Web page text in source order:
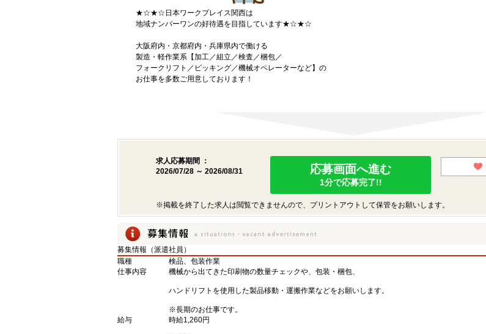
★☆★☆日本ワークプレイス関西は
地域ナンバーワンの好待遇を目指しています★☆★☆
大阪府内・京都府内・兵庫県内で働ける
製造・軽作業系【加工／組立／検査／梱包／
フォークリフト／ピッキング／機械オペレーターなど】の
お仕事を多数ご用意しております！
求人応募期間 ：
2026/07/28 ～ 2026/08/31
応募画面へ進む
1分で応募完了!!
※掲載を終了した求人は閲覧できませんので、プリントアウトして保管をお願いします。
募集情報（派遣社員）
職種
検品、包装作業
仕事内容
機械から出てきた印刷物の数量チェックや、包装・梱包、
ハンドリフトを使用した製品移動・運搬作業などをお願いします。
※長期のお仕事です。
給与
時給1,260円